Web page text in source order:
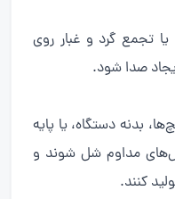
تجمع گرد و غبار روی
صدا شود.
بدنه دستگاه، یا پایه
مداوم شل شوند و
کنند.